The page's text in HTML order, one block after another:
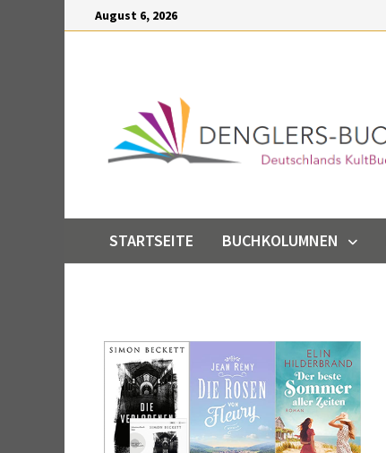
August 6, 2026
STARTSEITE BUCHKOLUMNEN